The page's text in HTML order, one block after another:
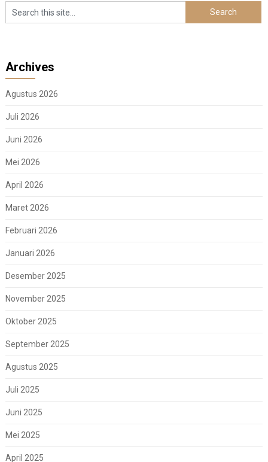
Archives
Agustus 2026
Juli 2026
Juni 2026
Mei 2026
April 2026
Maret 2026
Februari 2026
Januari 2026
Desember 2025
November 2025
Oktober 2025
September 2025
Agustus 2025
Juli 2025
Juni 2025
Mei 2025
April 2025